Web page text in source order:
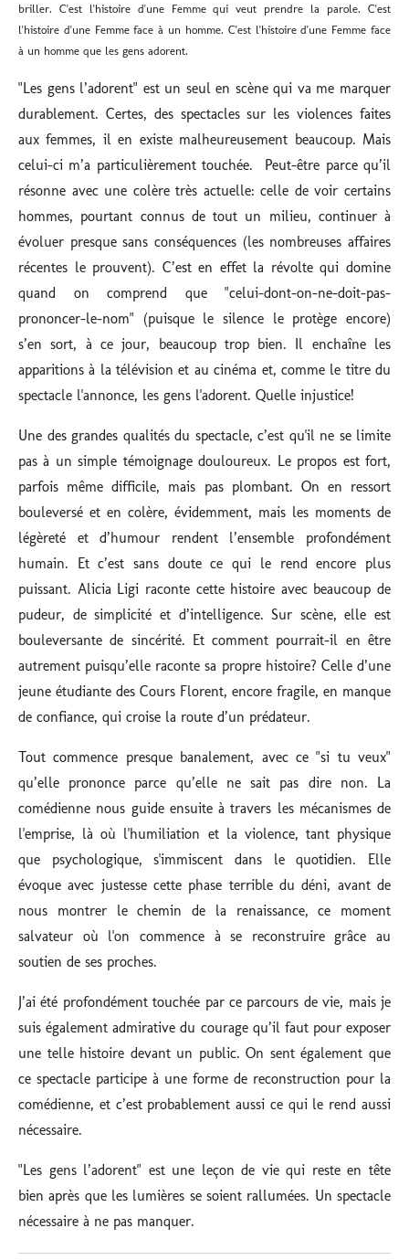
briller. C'est l'histoire d'une Femme qui veut prendre la parole. C'est
l'histoire d'une Femme face à un homme. C'est l'histoire d'une Femme face
à un homme que les gens adorent.
"Les gens l’adorent" est un seul en scène qui va me marquer
durablement. Certes, des spectacles sur les violences faites
aux femmes, il en existe malheureusement beaucoup. Mais
celui-ci m’a particulièrement touchée. Peut-être parce qu’il
résonne avec une colère très actuelle: celle de voir certains
hommes, pourtant connus de tout un milieu, continuer à
évoluer presque sans conséquences (les nombreuses affaires
récentes le prouvent). C’est en effet la révolte qui domine
quand on comprend que "celui-dont-on-ne-doit-pas-
prononcer-le-nom" (puisque le silence le protège encore)
s’en sort, à ce jour, beaucoup trop bien. Il enchaîne les
apparitions à la télévision et au cinéma et, comme le titre du
spectacle l'annonce, les gens l'adorent. Quelle injustice!
Une des grandes qualités du spectacle, c’est qu'il ne se limite
pas à un simple témoignage douloureux. Le propos est fort,
parfois même difficile, mais pas plombant. On en ressort
bouleversé et en colère, évidemment, mais les moments de
légèreté et d’humour rendent l’ensemble profondément
humain. Et c’est sans doute ce qui le rend encore plus
puissant. Alicia Ligi raconte cette histoire avec beaucoup de
pudeur, de simplicité et d’intelligence. Sur scène, elle est
bouleversante de sincérité. Et comment pourrait-il en être
autrement puisqu’elle raconte sa propre histoire? Celle d’une
jeune étudiante des Cours Florent, encore fragile, en manque
de confiance, qui croise la route d’un prédateur.
Tout commence presque banalement, avec ce "si tu veux"
qu’elle prononce parce qu’elle ne sait pas dire non. La
comédienne nous guide ensuite à travers les mécanismes de
l'emprise, là où l'humiliation et la violence, tant physique
que psychologique, s'immiscent dans le quotidien. Elle
évoque avec justesse cette phase terrible du déni, avant de
nous montrer le chemin de la renaissance, ce moment
salvateur où l'on commence à se reconstruire grâce au
soutien de ses proches.
J’ai été profondément touchée par ce parcours de vie, mais je
suis également admirative du courage qu’il faut pour exposer
une telle histoire devant un public. On sent également que
ce spectacle participe à une forme de reconstruction pour la
comédienne, et c’est probablement aussi ce qui le rend aussi
nécessaire.
"Les gens l’adorent" est une leçon de vie qui reste en tête
bien après que les lumières se soient rallumées. Un spectacle
nécessaire à ne pas manquer.